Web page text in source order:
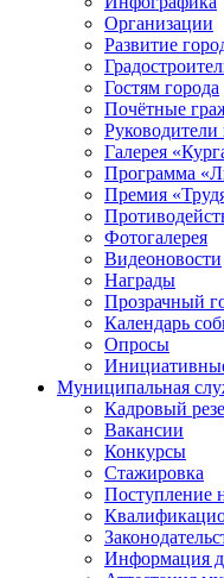
Организации
Развитие
Гостям города
Почётные
Руководители
Галерея
Программа
Премия
Фотогалерея
Видеоновости
Награды
Прозрачный
Календарь
Опросы
Муниципальная
Кадровый
Вакансии
Конкурсы
Стажировка
Поступление
Информация